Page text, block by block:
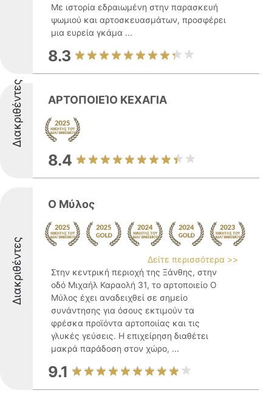
Με ιστορία εδραιωμένη στην παρασκευή
ψωμιού και αρτοσκευασμάτων, προσφέρει
μια ευρεία γκάμα ...
8.3
Διακριθέντες ΑΡΤΟΠΟΙΕΊΟ ΚΕΧΑΓΙΑ
8.4
Διακριθέντες
Ο Μύλος
Δείτε περισσότερα >>
Στην κεντρική περιοχή της Ξάνθης, στην
οδό Μιχαήλ Καραολή 31, το αρτοποιείο Ο
Μύλος έχει αναδειχθεί σε σημείο
συνάντησης για όσους εκτιμούν τα
φρέσκα προϊόντα αρτοποιίας και τις
γλυκές γεύσεις. Η επιχείρηση διαθέτει
μακρά παράδοση στον χώρο, ...
9.1